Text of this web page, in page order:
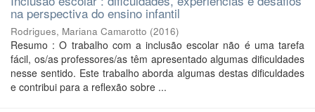
na perspectiva do ensino infantil
Rodrigues, Mariana Camarotto (2016)
Resumo : O trabalho com a inclusão escolar não é uma tarefa
fácil, os/as professores/as têm apresentado algumas dificuldades
nesse sentido. Este trabalho aborda algumas destas dificuldades
e contribui para a reflexão sobre ...